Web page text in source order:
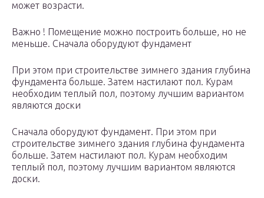
может возрасти.
Важно ! Помещение можно построить больше, но не
меньше. Сначала оборудуют фундамент
При этом при строительстве зимнего здания глубина
фундамента больше. Затем настилают пол. Курам
необходим теплый пол, поэтому лучшим вариантом
являются доски
Сначала оборудуют фундамент. При этом при
строительстве зимнего здания глубина фундамента
больше. Затем настилают пол. Курам необходим
теплый пол, поэтому лучшим вариантом являются
доски.